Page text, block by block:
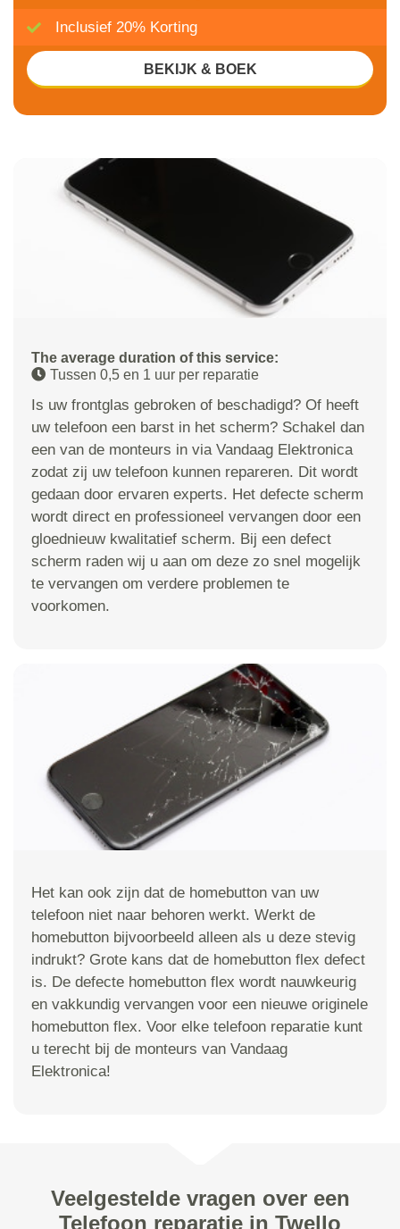
The average duration of this service:
Tussen 0,5 en 1 uur per reparatie
Is uw frontglas gebroken of beschadigd? Of heeft
uw telefoon een barst in het scherm? Schakel dan
een van de monteurs in via Vandaag Elektronica
zodat zij uw telefoon kunnen repareren. Dit wordt
gedaan door ervaren experts. Het defecte scherm
wordt direct en professioneel vervangen door een
gloednieuw kwalitatief scherm. Bij een defect
scherm raden wij u aan om deze zo snel mogelijk
te vervangen om verdere problemen te
voorkomen.
Inclusief 20% Korting
BEKIJK & BOEK
Het kan ook zijn dat de homebutton van uw
telefoon niet naar behoren werkt. Werkt de
homebutton bijvoorbeeld alleen als u deze stevig
indrukt? Grote kans dat de homebutton flex defect
is. De defecte homebutton flex wordt nauwkeurig
en vakkundig vervangen voor een nieuwe originele
homebutton flex. Voor elke telefoon reparatie kunt
u terecht bij de monteurs van Vandaag
Elektronica!
Veelgestelde vragen over een
Telefoon reparatie in Twello